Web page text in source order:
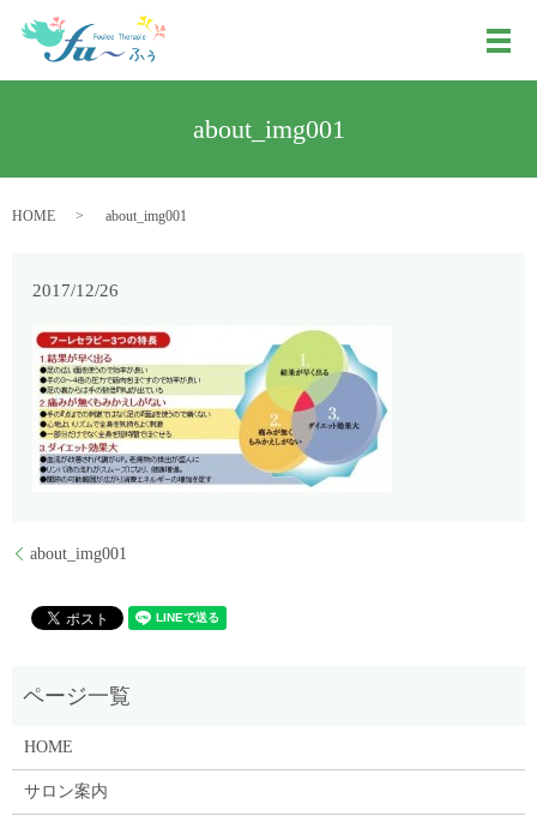
メ
about_img001
HOME about_img001
2017/12/26
about_img001
HOME
サロン案内